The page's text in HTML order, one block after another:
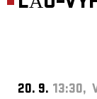
20. 9. 13:30,